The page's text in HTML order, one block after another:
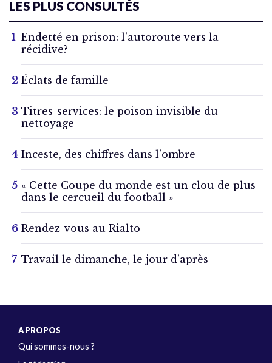
LES PLUS CONSULTÉS
Endetté en prison: l’autoroute vers la
récidive?
Éclats de famille
Titres-services: le poison invisible du
nettoyage
Inceste, des chiffres dans l’ombre
« Cette Coupe du monde est un clou de plus
dans le cercueil du football »
Rendez-vous au Rialto
Travail le dimanche, le jour d’après
A PROPOS
Qui sommes-nous ?